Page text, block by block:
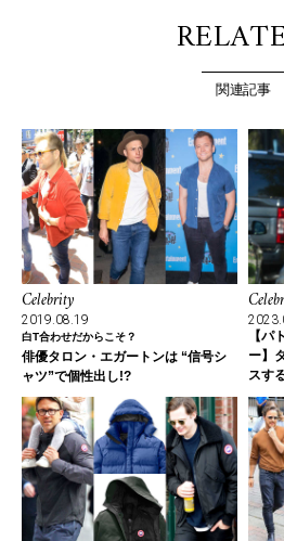
関連記事
Celebrity
2019.08.19
白T合わせだからこそ？
俳優タロン・エガートンは “信号シ
ャツ”で個性出し!?
【パ
ー】
スす